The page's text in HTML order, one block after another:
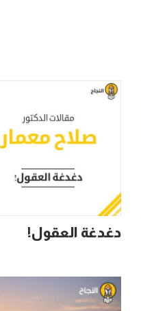
دغدغة العقول!